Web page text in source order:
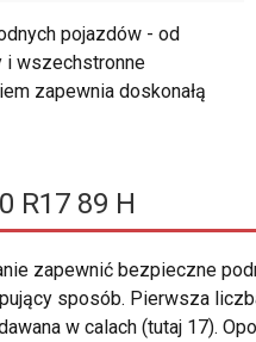
pojazdów - od
i wszechstronne
zapewnia doskonałą
R17 89 H
zapewnić bezpieczne
sposób. Pierwsza
w calach (tutaj 17).